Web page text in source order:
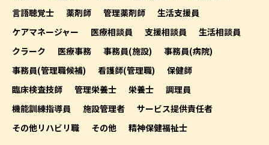
言語聴覚士
薬剤師 管理薬剤師
生活支援員
ケアマネージャー
医療相談員 支援相談員
生活相談員
クラーク
医療事務 事務員(施設)
事務員(病院)
事務員(管理職候補)
看護師(管理職)
保健師
臨床検査技師
管理栄養士 栄養士
調理員
機能訓練指導員
施設管理者
サービス提供責任者
その他リハビリ職
その他 精神保健福祉士